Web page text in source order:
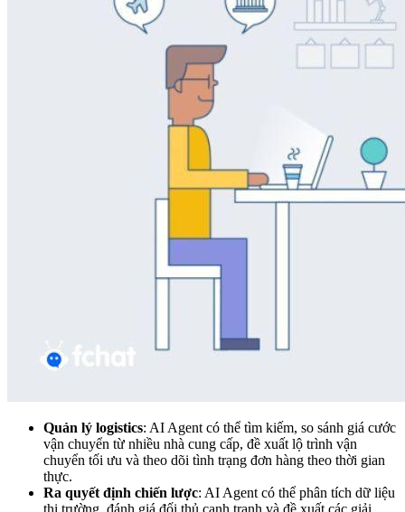
Quản lý logistics: AI Agent có thể tìm kiếm, so sánh giá cước
vận chuyển từ nhiều nhà cung cấp, đề xuất lộ trình vận
chuyển tối ưu và theo dõi tình trạng đơn hàng theo thời gian
thực.
Ra quyết định chiến lược: AI Agent có thể phân tích dữ liệu
thị trường, đánh giá đối thủ cạnh tranh và đề xuất các giải